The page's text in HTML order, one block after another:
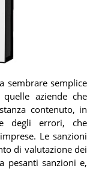
sembrare semplice
aziende che
contenuto, in
degli errori, che
Le sanzioni
di valutazione dei
pesanti sanzioni e,